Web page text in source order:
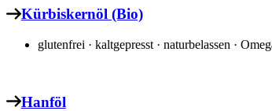
Kürbiskernöl (Bio)
glutenfrei · kaltgepresst · naturbelassen ·
Hanföl